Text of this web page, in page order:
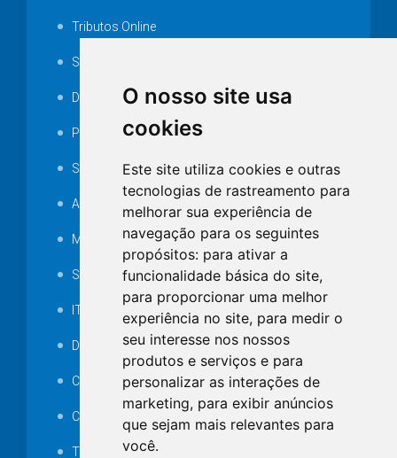
O nosso site usa
cookies
Este site utiliza cookies e outras
tecnologias de rastreamento para
melhorar sua experiência de
navegação para os seguintes
propósitos: para ativar a
funcionalidade básica do site,
para proporcionar uma melhor
experiência no site, para medir o
seu interesse nos nossos
produtos e serviços e para
personalizar as interações de
marketing, para exibir anúncios
que sejam mais relevantes para
você.
Tributos Online
Serviços ISS-E
Decretos
Portarias
SAMAE
Audiência pública
MANUTENÇÃO DE ILUMINAÇÃO PÚBLICA
Serviços Técnicos TI
ITR
Desapropriações
Catalogo Eletrônico de Padronização
Consórcios Municipais
Telefones Úteis